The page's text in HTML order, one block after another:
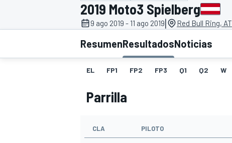
INDYCAR WRC
2019 Moto3 Spielberg
9 ago 2019 - 11 ago 2019| Red Bull Ring, AT
ResumenResultadosNoticias
EL FP1 FP2 FP3 Q1 Q2 W
Parrilla
CLA PILOTO